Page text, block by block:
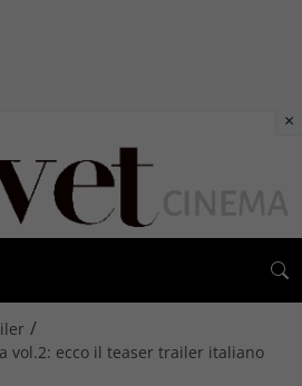
/
vol.2: ecco il teaser trailer italiano
×